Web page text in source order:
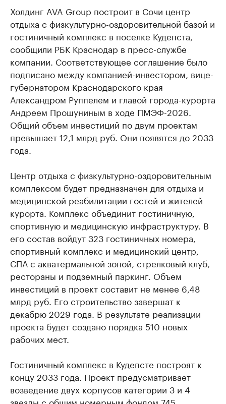
Холдинг AVA Group построит в Сочи центр
отдыха с физкультурно-оздоровительной базой и
гостиничный комплекс в поселке Кудепста,
сообщили РБК Краснодар в пресс-службе
компании. Соответствующее соглашение было
подписано между компанией-инвестором, вице-
губернатором Краснодарского края
Александром Руппелем и главой города-курорта
Андреем Прошуниным в ходе ПМЭФ-2026.
Общий объем инвестиций по двум проектам
превышает 12,1 млрд руб. Они появятся до 2033
года.
Центр отдыха с физкультурно-оздоровительным
комплексом будет предназначен для отдыха и
медицинской реабилитации гостей и жителей
курорта. Комплекс объединит гостиничную,
спортивную и медицинскую инфраструктуру. В
его состав войдут 323 гостиничных номера,
спортивный комплекс и медицинский центр,
СПА с акватермальной зоной, стрелковый клуб,
рестораны и подземный паркинг. Объем
инвестиций в проект составит не менее 6,48
млрд руб. Его строительство завершат к
декабрю 2029 года. В результате реализации
проекта будет создано порядка 510 новых
рабочих мест.
Гостиничный комплекс в Кудепсте построят к
концу 2033 года. Проект предусматривает
возведение двух корпусов категории 3 и 4